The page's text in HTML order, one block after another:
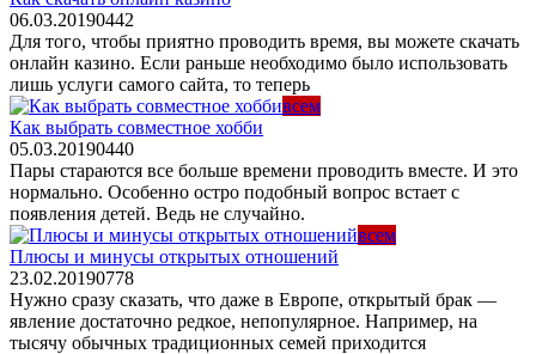
06.03.20190442
Для того, чтобы приятно проводить время, вы можете скачать
онлайн казино. Если раньше необходимо было использовать
лишь услуги самого сайта, то теперь
всем
Как выбрать совместное хобби
05.03.20190440
Пары стараются все больше времени проводить вместе. И это
нормально. Особенно остро подобный вопрос встает с
появления детей. Ведь не случайно.
всем
Плюсы и минусы открытых отношений
23.02.20190778
Нужно сразу сказать, что даже в Европе, открытый брак —
явление достаточно редкое, непопулярное. Например, на
тысячу обычных традиционных семей приходится